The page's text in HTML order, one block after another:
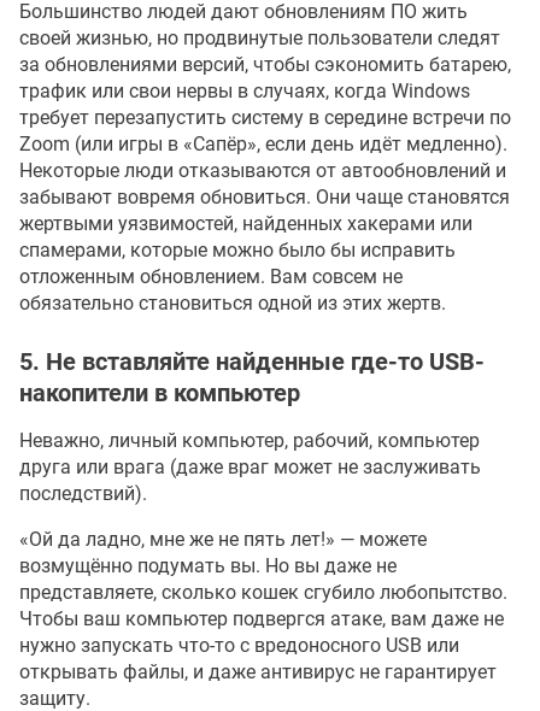
Большинство людей дают обновлениям ПО жить
своей жизнью, но продвинутые пользователи следят
за обновлениями версий, чтобы сэкономить батарею,
трафик или свои нервы в случаях, когда Windows
требует перезапустить систему в середине встречи по
Zoom (или игры в «Сапёр», если день идёт медленно).
Некоторые люди отказываются от автообновлений и
забывают вовремя обновиться. Они чаще становятся
жертвыми уязвимостей, найденных хакерами или
спамерами, которые можно было бы исправить
отложенным обновлением. Вам совсем не
обязательно становиться одной из этих жертв.
5. Не вставляйте найденные где-то USB-
накопители в компьютер
Неважно, личный компьютер, рабочий, компьютер
друга или врага (даже враг может не заслуживать
последствий).
«Ой да ладно, мне же не пять лет!» — можете
возмущённо подумать вы. Но вы даже не
представляете, сколько кошек сгубило любопытство.
Чтобы ваш компьютер подвергся атаке, вам даже не
нужно запускать что-то с вредоносного USB или
открывать файлы, и даже антивирус не гарантирует
защиту.